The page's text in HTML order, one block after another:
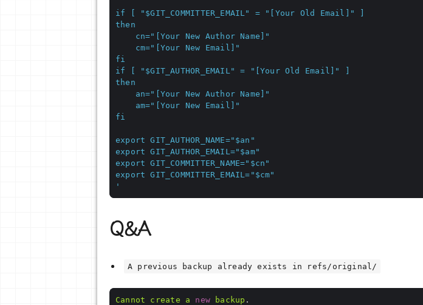
'
Q&A
A previous backup already exists in refs/original/
Cannot create a new backup